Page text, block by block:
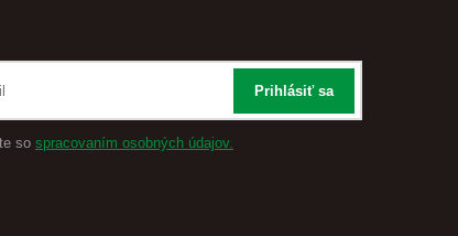
Prihlásiť sa
so spracovaním osobných údajov.